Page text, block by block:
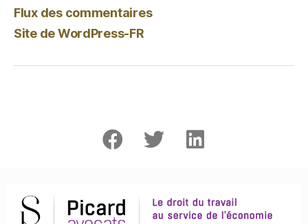
Flux des commentaires
Site de WordPress-FR